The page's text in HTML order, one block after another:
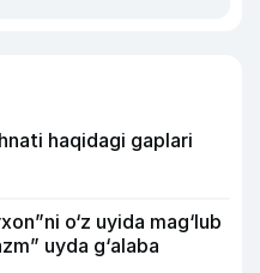
haqidagi gaplari
o‘z uyida mag‘lub
uyda g‘alaba